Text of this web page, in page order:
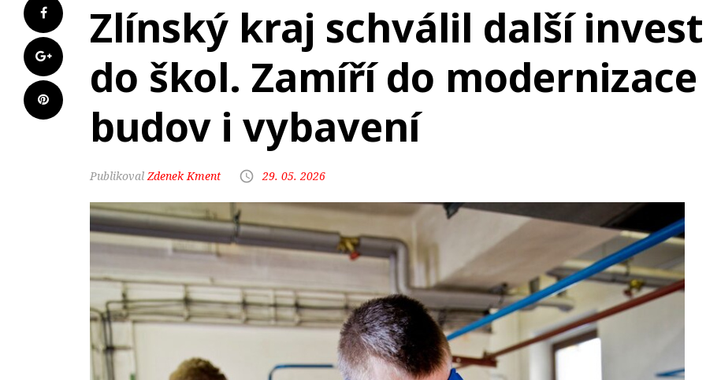
Zlínský kraj schválil další
do škol. Zamíří do modernizace
budov i vybavení
Zdenek Kment 29. 05. 2026